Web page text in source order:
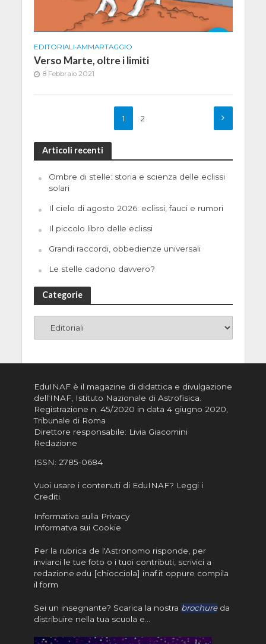
EDITORIALI•AMMARTAGGIO
Verso Marte, oltre i limiti
8 Febbraio 2021
1 2
Articoli recenti
Ombre di stelle: storia e scienza delle eclissi
solari
Il cielo di agosto 2026: eclissi, fauci e rumori
Il piccolo libro delle eclissi
Grandi raccordi, obbedienze universali
Le stelle cadono davvero?
Categorie
EduINAF è il magazine di didattica e divulgazione
dell'INAF, Istituto Nazionale di Astrofisica
Registrazione n. 45/2020 in data 4 giugno 2020,
Tribunale di Roma
Direttore responsabile: Livia Giacomini
Redazione
ISSN: 2785-0684
Vuoi usare i contenuti di EduINAF? Leggi i
Crediti.
Informativa sulla Privacy
Informatva sui Cookie
Per la rubrica de l'Astronomo risponde, per
inviarci le tue foto o i tuoi contributi, scrivici a
redazione.edu [chiocciola] inaf.it oppure compila
il form
Sei un insegnante? Scarica la nostra brochureda
distribuire nella tua scuola e…